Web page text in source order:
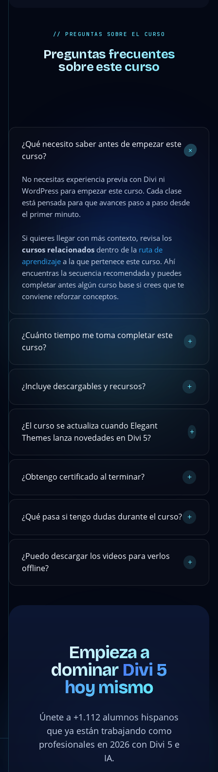
// PREGUNTAS SOBRE EL CURSO
Preguntas frecuentes
sobre este curso
¿Qué necesito saber antes de empezar este
curso?
+
No necesitas experiencia previa con Divi ni
WordPress para empezar este curso. Cada clase
está pensada para que avances paso a paso desde
el primer minuto.
Si quieres llegar con más contexto, revisa los
cursos relacionadosdentro de la ruta de
aprendizajea la que pertenece este curso. Ahí
encuentras la secuencia recomendada y puedes
completar antes algún curso base si crees que te
conviene reforzar conceptos.
¿Cuánto tiempo me toma completar este
curso?
+
¿Incluye descargables y recursos? +
¿El curso se actualiza cuando Elegant
Themes lanza novedades en Divi 5?
+
¿Obtengo certificado al terminar? +
¿Qué pasa si tengo dudas durante el curso? +
¿Puedo descargar los videos para verlos
offline?
+
Empieza a
dominar Divi 5
hoy mismo
Únete a +1.112 alumnos hispanos
que ya están trabajando como
profesionales en 2026 con Divi 5 e
IA.